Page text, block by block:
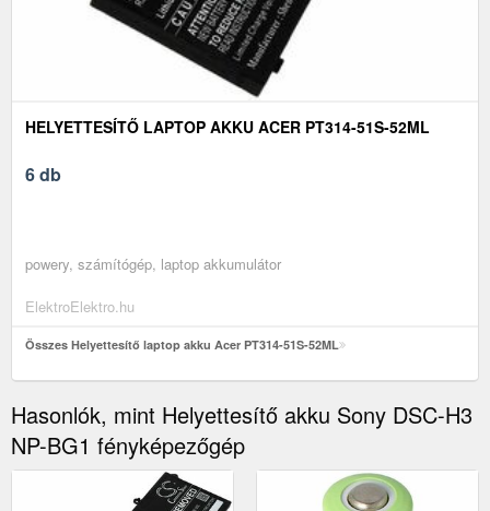
HELYETTESÍTŐ LAPTOP AKKU ACER PT314-51S-52ML
6 db
powery, számítógép, laptop akkumulátor
ElektroElektro.hu
Összes Helyettesítő laptop akku Acer PT314-51S-52ML
Hasonlók, mint Helyettesítő akku Sony DSC-H3
NP-BG1 fényképezőgép